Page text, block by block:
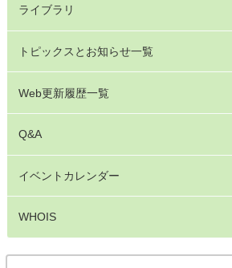
ライブラリ
トピックスとお知らせ一覧
Web更新履歴一覧
Q&A
イベントカレンダー
WHOIS